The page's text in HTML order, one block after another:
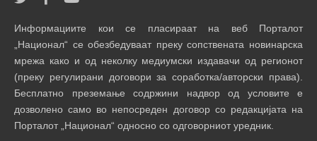
Информациите кои се пласираат на веб Порталот
„Национал“ се обезбедуваат преку сопствената новинарска
мрежа како и од неколку медиумски издавачи од регионот
(преку регулирани договори за соработка/авторски права).
Бесплатно преземање содржини надвор од условите е
дозволено само во непосреден договор со редакцијата на
Порталот „Национал“ односно со одговорниот уредник.